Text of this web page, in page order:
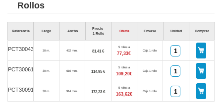
Rollos
Referencia Largo Ancho
Precio
1 Rollo
Oferta Envase Unidad Comprar
PCT30043 30 m. 432 mm. 81,41 €
5 rollos a
77,33€
Caja 1 rollo
PCT30061 30 m. 610 mm. 114,95 €
5 rollos a
109,20€
Caja 1 rollo
PCT30091 30 m. 914 mm. 172,23 €
5 rollos a
163,62€
Caja 1 rollo